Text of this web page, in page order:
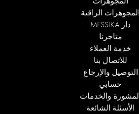
المجوهرات الراقية
دار MESSIKA
متاجرنا
خدمة العملاء
للاتصال بنا
التوصيل والإرجاع
حسابي
المشورة والخدمات
الأسئلة الشائعة